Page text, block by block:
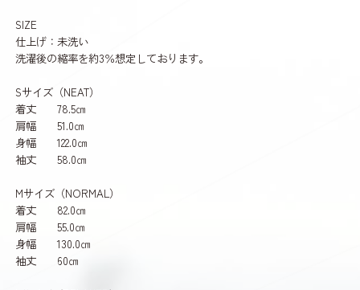
SIZE
仕上げ：未洗い
洗濯後の縮率を約3％想定しております。
Sサイズ（NEAT）
着丈 78.5㎝
肩幅 51.0㎝
身幅 122.0㎝
袖丈 58.0㎝
Mサイズ（NORMAL）
着丈 82.0㎝
肩幅 55.0㎝
身幅 130.0㎝
袖丈 60㎝